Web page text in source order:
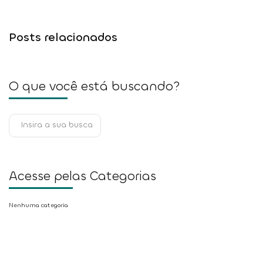
Posts relacionados
O que você está buscando?
Acesse pelas Categorias
Nenhuma categoria